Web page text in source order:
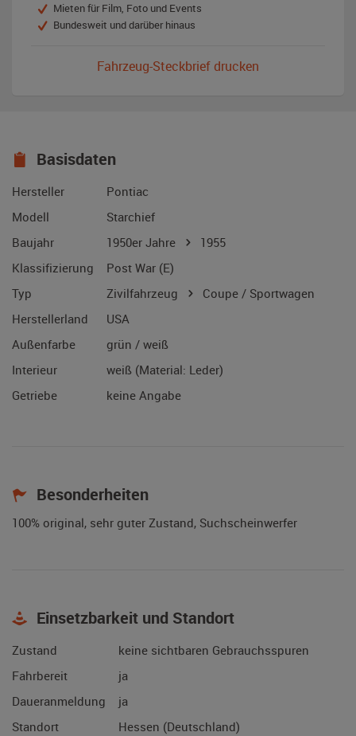
Mieten für Film, Foto und Events
Bundesweit und darüber hinaus
Fahrzeug-Steckbrief drucken
Basisdaten
Hersteller
Pontiac
Modell
Starchief
Baujahr
1950er Jahre
1955
Klassifizierung
Post War (E)
Typ
Zivilfahrzeug
Coupe / Sportwagen
Herstellerland
USA
Außenfarbe
grün / weiß
Interieur
weiß (Material: Leder)
Getriebe
keine Angabe
Besonderheiten
100% original, sehr guter Zustand, Suchscheinwerfer
Einsetzbarkeit und Standort
Zustand
keine sichtbaren Gebrauchsspuren
Fahrbereit
ja
Daueranmeldung
ja
Standort
Hessen (Deutschland)